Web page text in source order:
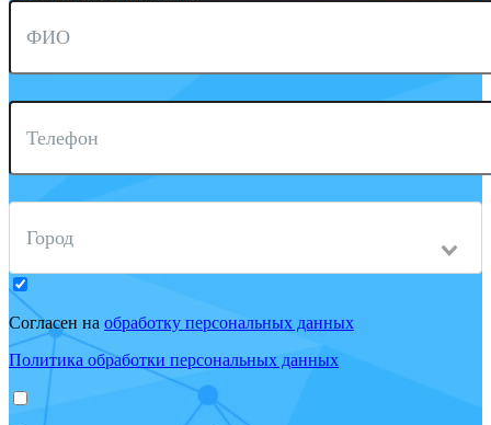
ФИО
Телефон
Город
Согласен на обработку персональных данных
Политика обработки персональных данных